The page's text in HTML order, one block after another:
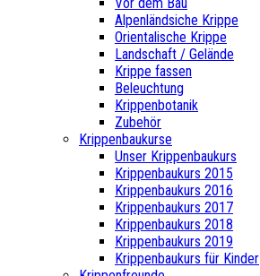
Alpenländsiche Krippe
Orientalische Krippe
Landschaft / Gelände
Krippe fassen
Beleuchtung
Krippenbotanik
Zubehör
Krippenbaukurse
Unser Krippenbaukurs
Krippenbaukurs 2015
Krippenbaukurs 2016
Krippenbaukurs 2017
Krippenbaukurs 2018
Krippenbaukurs 2019
Krippenbaukurs für Kinder